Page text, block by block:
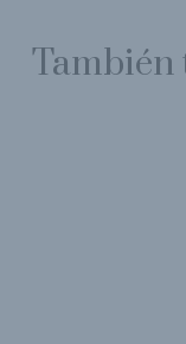
También